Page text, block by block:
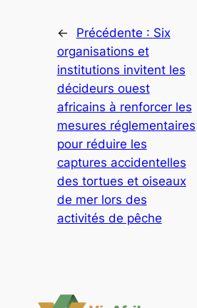
← Précédente : Six
organisations et
institutions invitent les
décideurs ouest
africains à renforcer les
mesures réglementaires
pour réduire les
captures accidentelles
des tortues et oiseaux
de mer lors des
activités de pêche